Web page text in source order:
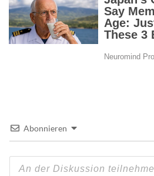
Abonnieren